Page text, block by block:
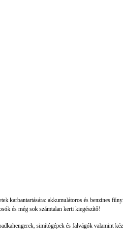
karbantartására: akkumulátoros és benzines
és még sok számtalan kerti kiegészítő!
simítógépek és falvágók valamint